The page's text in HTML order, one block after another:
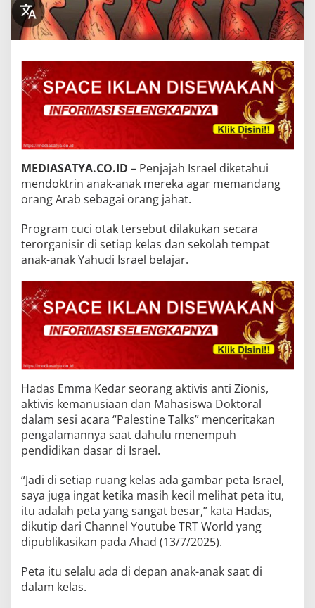
MEDIASATYA.CO.ID – Penjajah Israel diketahui
mendoktrin anak-anak mereka agar memandang
orang Arab sebagai orang jahat.
Program cuci otak tersebut dilakukan secara
terorganisir di setiap kelas dan sekolah tempat
anak-anak Yahudi Israel belajar.
Hadas Emma Kedar seorang aktivis anti Zionis,
aktivis kemanusiaan dan Mahasiswa Doktoral
dalam sesi acara “Palestine Talks” menceritakan
pengalamannya saat dahulu menempuh
pendidikan dasar di Israel.
“Jadi di setiap ruang kelas ada gambar peta Israel,
saya juga ingat ketika masih kecil melihat peta itu,
itu adalah peta yang sangat besar,” kata Hadas,
dikutip dari Channel Youtube TRT World yang
dipublikasikan pada Ahad (13/7/2025).
Peta itu selalu ada di depan anak-anak saat di
dalam kelas.